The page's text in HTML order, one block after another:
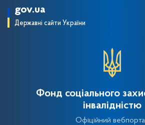
gov.ua
Державні сайти України
Фонд соціального
інвалідністю
Офіційний